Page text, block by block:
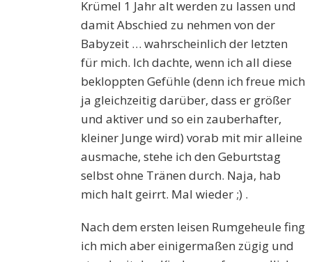
Krümel 1 Jahr alt werden zu lassen und
damit Abschied zu nehmen von der
Babyzeit … wahrscheinlich der letzten
für mich. Ich dachte, wenn ich all diese
bekloppten Gefühle (denn ich freue mich
ja gleichzeitig darüber, dass er größer
und aktiver und so ein zauberhafter,
kleiner Junge wird) vorab mit mir alleine
ausmache, stehe ich den Geburtstag
selbst ohne Tränen durch. Naja, hab
mich halt geirrt. Mal wieder ;) .
Nach dem ersten leisen Rumgeheule fing
ich mich aber einigermaßen zügig und